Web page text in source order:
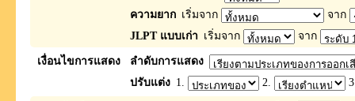
ความยาก เริ่มจาก
จาก
JLPT แบบเก่า เริ่มจาก จาก
เงื่อนไขการแสดง
ลำดับการแสดง
ปรับแต่ง 1. 2.